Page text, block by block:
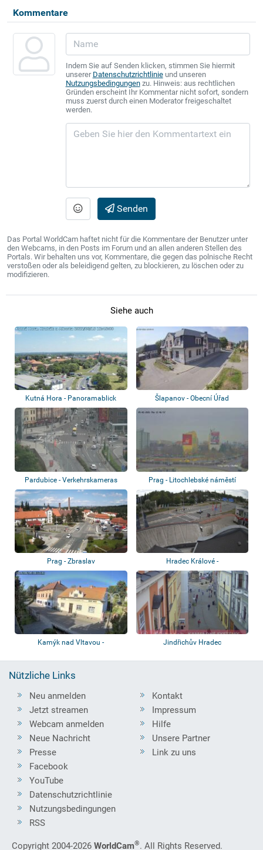
Kommentare
Indem Sie auf Senden klicken, stimmen Sie hiermit
unserer Datenschutzrichtlinieund unseren
Nutzungsbedingungenzu. Hinweis: aus rechtlichen
Gründen erscheint Ihr Kommentar nicht sofort, sondern
muss zuerst durch einen Moderator freigeschaltet
werden.
Senden
Das Portal WorldCam haftet nicht für die Kommentare der Benutzer unter
den Webcams, in den Posts im Forum und an allen anderen Stellen des
Portals. Wir behalten uns vor, Kommentare, die gegen das polnische Recht
verstoßen oder als beleidigend gelten, zu blockieren, zu löschen oder zu
modifizieren.
Siehe auch
Kutná Hora - Panoramablick Šlapanov - Obecní Úřad
Pardubice - Verkehrskameras Prag - Litochlebské náměstí
Prag - Zbraslav
Hradec Králové -
Verkehrskameras
Kamýk nad Vltavou -
Jindřichův Hradec
Nützliche Links
Neu anmelden
Jetzt streamen
Webcam anmelden
Neue Nachricht
Presse
Kontakt
Impressum
Hilfe
Unsere Partner
Link zu uns
Facebook
YouTube
Datenschutzrichtlinie
Nutzungsbedingungen
RSS
Copyright 2004-2026 WorldCam®. All Rights Reserved.